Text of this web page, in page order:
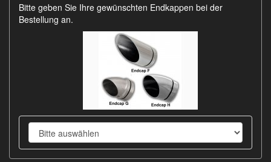
Bitte geben Sie Ihre gewünschten Endkappen bei der
Bestellung an.